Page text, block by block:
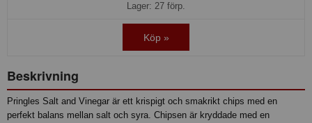
Lager: 27 förp.
Köp »
Beskrivning
Pringles Salt and Vinegar är ett krispigt och smakrikt chips med en
perfekt balans mellan salt och syra. Chipsen är kryddade med en